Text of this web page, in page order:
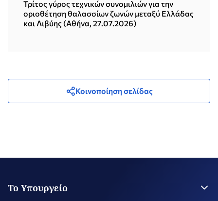
Τρίτος γύρος τεχνικών συνομιλιών για την
οριοθέτηση θαλασσίων ζωνών μεταξύ Ελλάδας
και Λιβύης (Αθήνα, 27.07.2026)
Κοινοποίηση σελίδας
Το Υπουργείο